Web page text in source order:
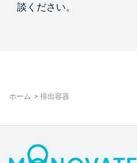
談ください。
ホーム > 排出容器